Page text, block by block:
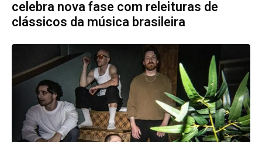
celebra nova fase com releituras de
clássicos da música brasileira